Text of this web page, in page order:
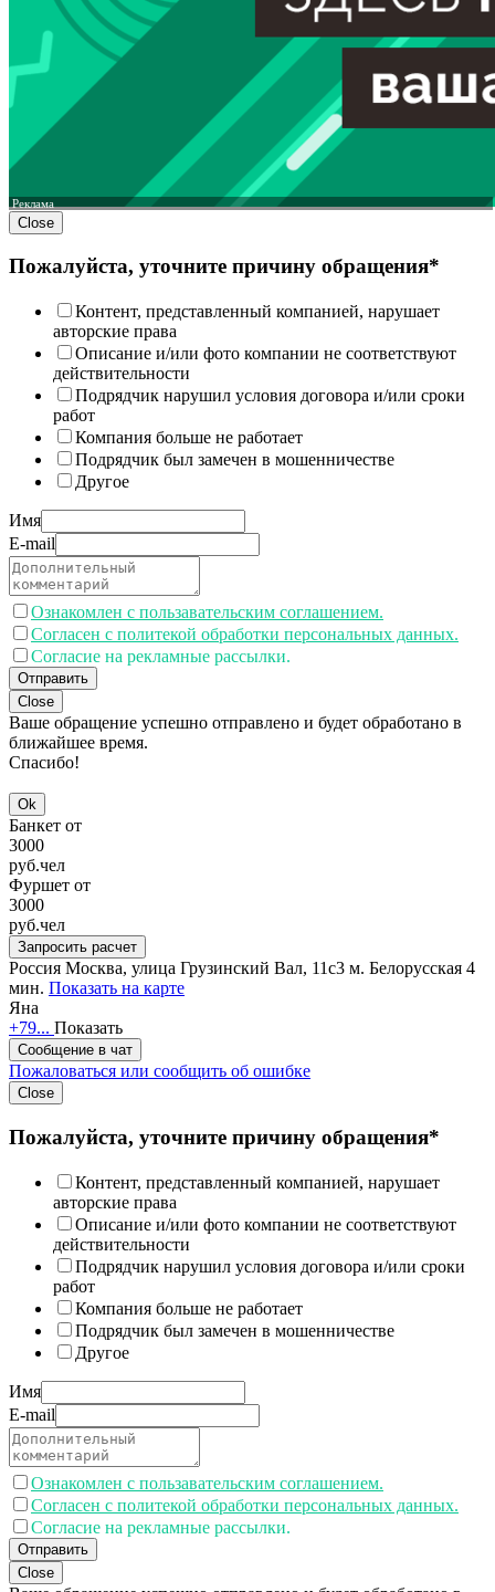
Реклама
Close
Пожалуйста, уточните причину обращения*
Контент, представленный компанией, нарушает
авторские права
Описание и/или фото компании не соответствуют
действительности
Подрядчик нарушил условия договора и/или сроки
работ
Компания больше не работает
Подрядчик был замечен в мошенничестве
Другое
Имя
E-mail
Ознакомлен с пользавательским соглашением.
Согласен с политекой обработки персональных данных.
Согласие на рекламные рассылки.
Отправить
Close
Ваше обращение успешно отправлено и будет обработано в
ближайшее время.
Спасибо!
Ok
Банкет от
3000
руб.чел
Фуршет от
3000
руб.чел
Запросить расчет
Россия Москва, улица Грузинский Вал, 11с3 м. Белорусская 4
мин. Показать на карте
Яна
+79... Показать
Сообщение в чат
Пожаловаться или сообщить об ошибке
Close
Пожалуйста, уточните причину обращения*
Контент, представленный компанией, нарушает
авторские права
Описание и/или фото компании не соответствуют
действительности
Подрядчик нарушил условия договора и/или сроки
работ
Компания больше не работает
Подрядчик был замечен в мошенничестве
Другое
Имя
E-mail
Ознакомлен с пользавательским соглашением.
Согласен с политекой обработки персональных данных.
Согласие на рекламные рассылки.
Отправить
Close